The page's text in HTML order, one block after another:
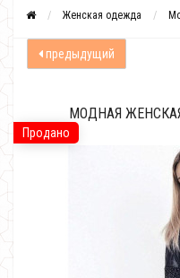
Женская одежда
предыдущий
Продано
МОДНАЯ